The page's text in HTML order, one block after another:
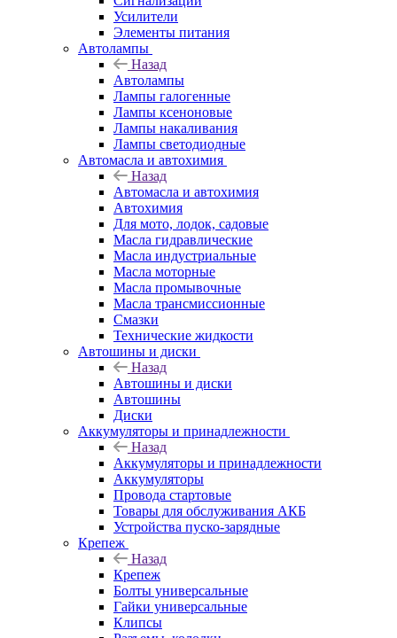
Усилители
Элементы питания
Автолампы
Назад
Автолампы
Лампы галогенные
Лампы ксеноновые
Лампы накаливания
Лампы светодиодные
Автомасла и автохимия
Назад
Автомасла и автохимия
Автохимия
Для мото, лодок, садовые
Масла гидравлические
Масла индустриальные
Масла моторные
Масла промывочные
Масла трансмиссионные
Смазки
Технические жидкости
Автошины и диски
Назад
Автошины и диски
Автошины
Диски
Аккумуляторы и принадлежности
Назад
Аккумуляторы и принадлежности
Аккумуляторы
Провода стартовые
Товары для обслуживания АКБ
Устройства пуско-зарядные
Крепеж
Назад
Крепеж
Болты универсальные
Гайки универсальные
Клипсы